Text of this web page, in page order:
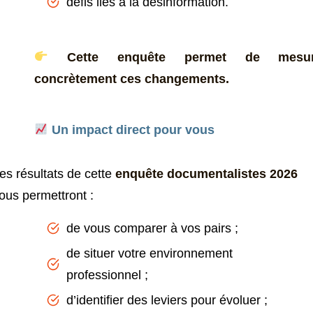
Cette enquête permet de
concrètement ces changements.
Un impact direct pour vous
résultats de cette enquête documentalistes 2026
permettront :
de vous comparer à vos pairs ;
de situer votre environnement
professionnel ;
d’identifier des leviers pour évoluer ;